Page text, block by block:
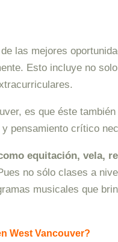
las mejores
Esto incluye no
es que éste
pensamiento crítico
equitación, vela,
no sólo clases a
musicales que
West Vancouver?